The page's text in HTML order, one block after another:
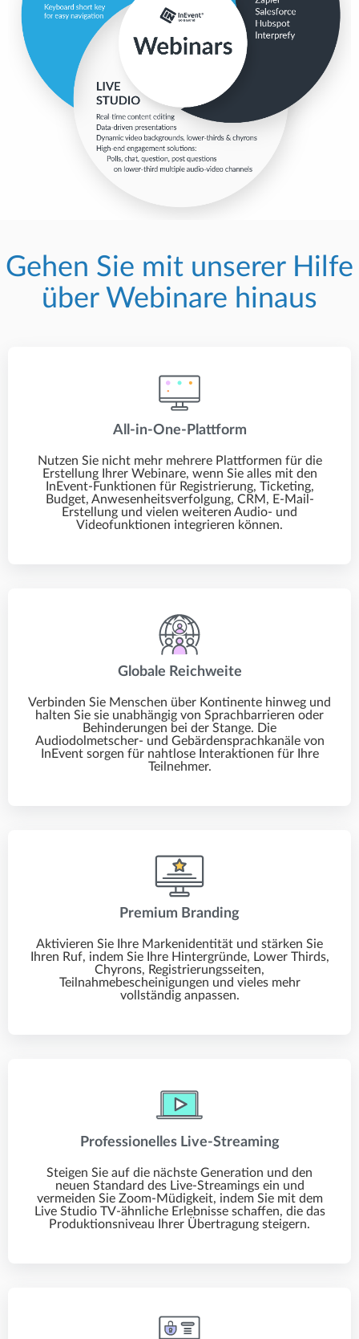
Gehen Sie mit unserer Hilfe
über Webinare hinaus
All-in-One-Plattform
Nutzen Sie nicht mehr mehrere Plattformen für die
Erstellung Ihrer Webinare, wenn Sie alles mit den
InEvent-Funktionen für Registrierung, Ticketing,
Budget, Anwesenheitsverfolgung, CRM, E-Mail-
Erstellung und vielen weiteren Audio- und
Videofunktionen integrieren können.
Globale Reichweite
Verbinden Sie Menschen über Kontinente hinweg und
halten Sie sie unabhängig von Sprachbarrieren oder
Behinderungen bei der Stange. Die
Audiodolmetscher- und Gebärdensprachkanäle von
InEvent sorgen für nahtlose Interaktionen für Ihre
Teilnehmer.
Premium Branding
Aktivieren Sie Ihre Markenidentität und stärken Sie
Ihren Ruf, indem Sie Ihre Hintergründe, Lower Thirds,
Chyrons, Registrierungsseiten,
Teilnahmebescheinigungen und vieles mehr
vollständig anpassen.
Professionelles Live-Streaming
Steigen Sie auf die nächste Generation und den
neuen Standard des Live-Streamings ein und
vermeiden Sie Zoom-Müdigkeit, indem Sie mit dem
Live Studio TV-ähnliche Erlebnisse schaffen, die das
Produktionsniveau Ihrer Übertragung steigern.